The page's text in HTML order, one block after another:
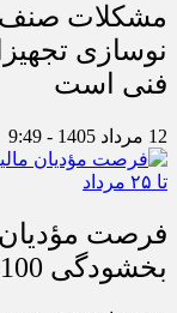
مشکلات صنف
نوسازی
فنی است
12 مرداد 1405 - 9:49
بخشودگی 100درصدی تا ۲۵ مرداد